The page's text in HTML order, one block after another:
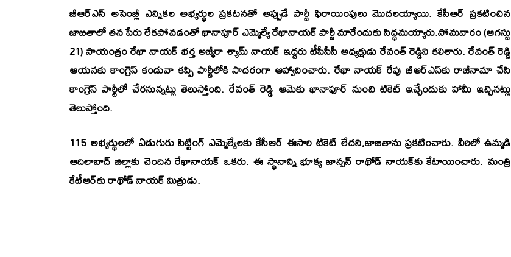
బీఆర్‌ఎస్ అసెంబ్లీ ఎన్నికల అభ్యర్థుల ప్రకటనతో అప్పుడే పార్టీ ఫిరాయింపులు మొదలయ్యాయి. కేసీఆర్ ప్రకటించిన
జాబితాలో తన పేరు లేకపోవడంతో ఖానాపూర్ ఎమ్మెల్యే రేఖానాయక్ పార్టీ మారేందుకు సిద్ధమయ్యారు.సోమవారం (ఆగస్టు
21) సాయంత్రం రేఖా నాయక్ భర్త అజ్మీరా శ్యామ్ నాయక్‌ ఇద్దరు టీపీసీసీ అధ్యక్షుడు రేవంత్ రెడ్డిని కలిశారు. రేవంత్ రెడ్డి
ఆయనకు కాంగ్రెస్ కండువా కప్పి పార్టీలోకి సాదరంగా ఆహ్వానించారు. రేఖా నాయక్ రేపు బీఆర్‌ఎస్‌కు రాజీనామా చేసి
కాంగ్రెస్ పార్టీలో చేరనున్నట్లు తెలుస్తోంది. రేవంత్ రెడ్డి ఆమెకు ఖానాపూర్ నుంచి టికెట్ ఇచ్చేందుకు హామీ ఇచ్చినట్లు
తెలుస్తోంది.
115 అభ్యర్థులలో ఏడుగురు సిట్టింగ్ ఎమ్మెల్యేలకు కేసీఆర్ ఈసారి టికెట్ లేదని,జాబితాను ప్రకటించారు. వీరిలో ఉమ్మడి
ఆదిలాబాద్ జిల్లాకు చెందిన రేఖానాయక్ ఒకరు. ఈ స్థానాన్ని భూక్య జాన్సన్ రాథోడ్ నాయక్‌కు కేటాయించారు. మంత్రి
కేటీఆర్‌కు రాథోడ్ నాయక్ మిత్రుడు.